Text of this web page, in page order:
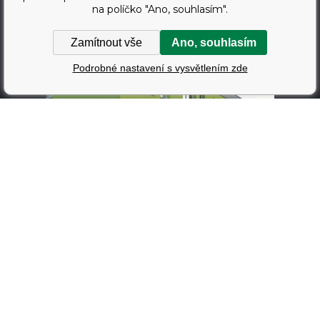
na políčko "Ano, souhlasím".
Zamítnout vše Ano, souhlasím
Podrobné nastavení s vysvětlením zde